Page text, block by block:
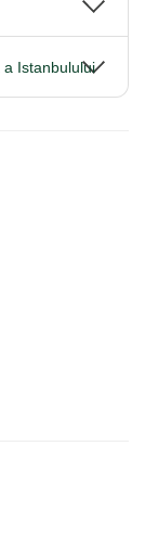
Istanbulului